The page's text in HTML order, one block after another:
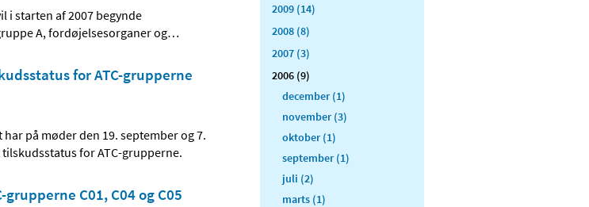
i starten af 2007 begynde
A, fordøjelsesorganer og…
for ATC-grupperne
på møder den 19. september og 7.
for ATC-grupperne.
grupperne C01, C04 og C05
2009 (14)
2008 (8)
2007 (3)
2006 (9)
december (1)
november (3)
oktober (1)
september (1)
juli (2)
marts (1)